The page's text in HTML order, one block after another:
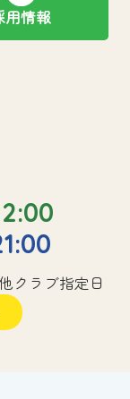
用情報
クラブ指定日